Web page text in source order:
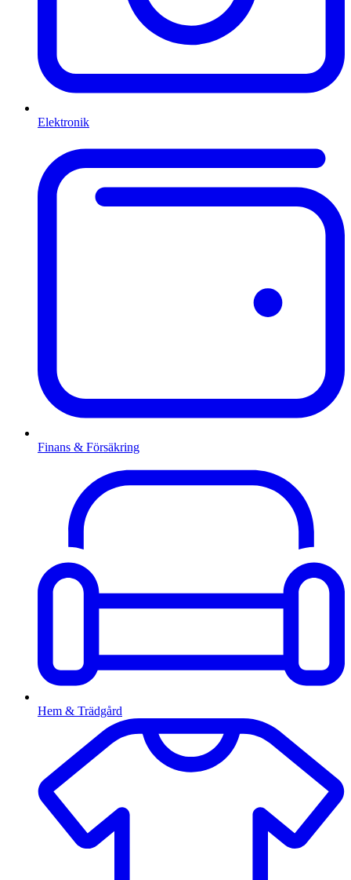
Elektronik
Finans & Försäkring
Hem & Trädgård